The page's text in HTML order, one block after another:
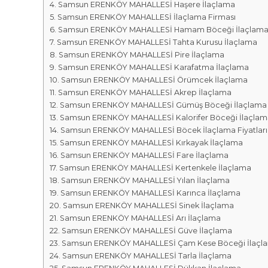
m
a
l
a
r
ı
k
a
s
ı
Samsun ERENKÖY MAHALLESİ Haşere İlaçlama
Samsun ERENKÖY MAHALLESİ İlaçlama Firması
Samsun ERENKÖY MAHALLESİ Hamam Böceği İlaçlama
Samsun ERENKÖY MAHALLESİ Tahta Kurusu İlaçlama
Samsun ERENKÖY MAHALLESİ Pire İlaçlama
Samsun ERENKÖY MAHALLESİ Karafatma İlaçlama
Samsun ERENKÖY MAHALLESİ Örümcek İlaçlama
Samsun ERENKÖY MAHALLESİ Akrep İlaçlama
Samsun ERENKÖY MAHALLESİ Gümüş Böceği İlaçlama
Samsun ERENKÖY MAHALLESİ Kalorifer Böceği
Samsun ERENKÖY MAHALLESİ Böcek İlaçlama Fiyatları
Samsun ERENKÖY MAHALLESİ Kırkayak İlaçlama
Samsun ERENKÖY MAHALLESİ Fare İlaçlama
Samsun ERENKÖY MAHALLESİ Kertenkele İlaçlama
Samsun ERENKÖY MAHALLESİ Yılan İlaçlama
Samsun ERENKÖY MAHALLESİ Karınca İlaçlama
Samsun ERENKÖY MAHALLESİ Sinek İlaçlama
Samsun ERENKÖY MAHALLESİ Arı İlaçlama
Samsun ERENKÖY MAHALLESİ Güve İlaçlama
Samsun ERENKÖY MAHALLESİ Çam Kese Böceği
Samsun ERENKÖY MAHALLESİ Tarla İlaçlama